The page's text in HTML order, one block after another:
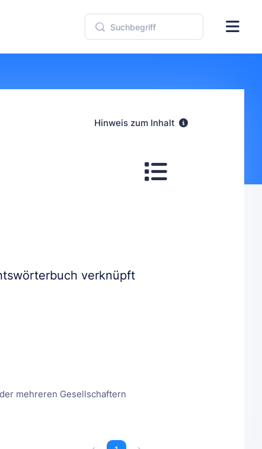
Hinweis zum Inhalt
verknüpft
mehreren Gesellschaftern